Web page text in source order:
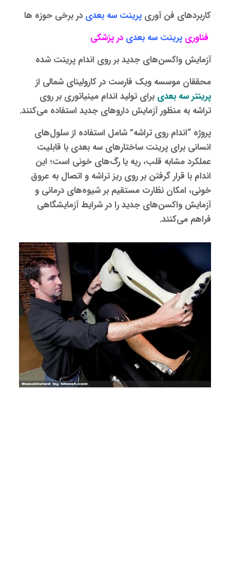
کاربردهای فن آوری پرینت سه بعدی در برخی حوزه ها
فناوری پرینت سه بعدی در پزشکی
آزمایش واکسن‌های جدید بر روی اندام پرینت شده
محققان موسسه ویک فارست در کارولینای شمالی از
پرینتر سه‌ بعدی برای تولید اندام مینیاتوری بر روی
تراشه به‌ منظور آزمایش داروهای جدید استفاده می‌کنند.
پروژه “اندام روی تراشه” شامل استفاده از سلول‌های
انسانی برای پرینت ساختارهای سه‌ بعدی با قابلیت
عملکرد مشابه قلب، ریه یا رگ‌های خونی است؛ این
اندام با قرار گرفتن بر روی ریز تراشه و اتصال به عروق
خونی، امکان نظارت مستقیم بر شیوه‌های درمانی و
آزمایش واکسن‌های جدید را در شرایط آزمایشگاهی
فراهم می‌کنند.